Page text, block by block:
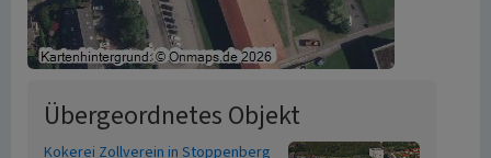
Übergeordnetes Objekt
Kokerei Zollverein in Stoppenberg